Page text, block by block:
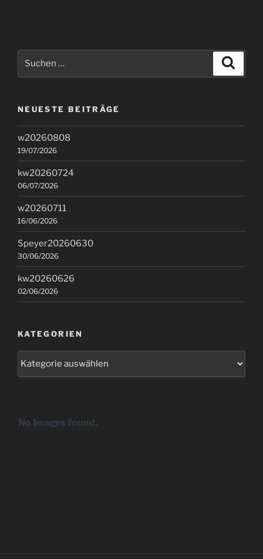
NEUESTE BEITRÄGE
w20260808
19/07/2026
kw20260724
06/07/2026
w20260711
16/06/2026
Speyer20260630
30/06/2026
kw20260626
02/06/2026
KATEGORIEN
No Images found.